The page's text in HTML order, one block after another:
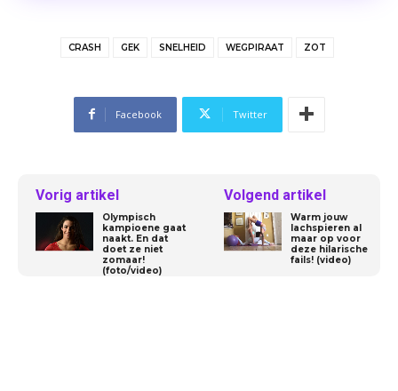
CRASH GEK SNELHEID WEGPIRAAT ZOT
Facebook Twitter
Vorig artikel
Olympisch
kampioene gaat
naakt. En dat
doet ze niet
zomaar!
(foto/video)
Volgend artikel
Warm jouw
lachspieren al
maar op voor
deze hilarische
fails! (video)